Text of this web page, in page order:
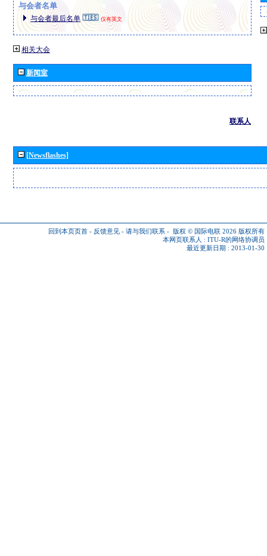
与会者名单
与会者最后名单 仅有英文
相关大会
新闻室
联系人
[Newsflashes]
回到本页页首 - 反馈意见 - 请与我们联系 - 版权 © 国际电联 2026 版权所有
本网页联系人 : ITU-R的网络协调员
最近更新日期 : 2013-01-30